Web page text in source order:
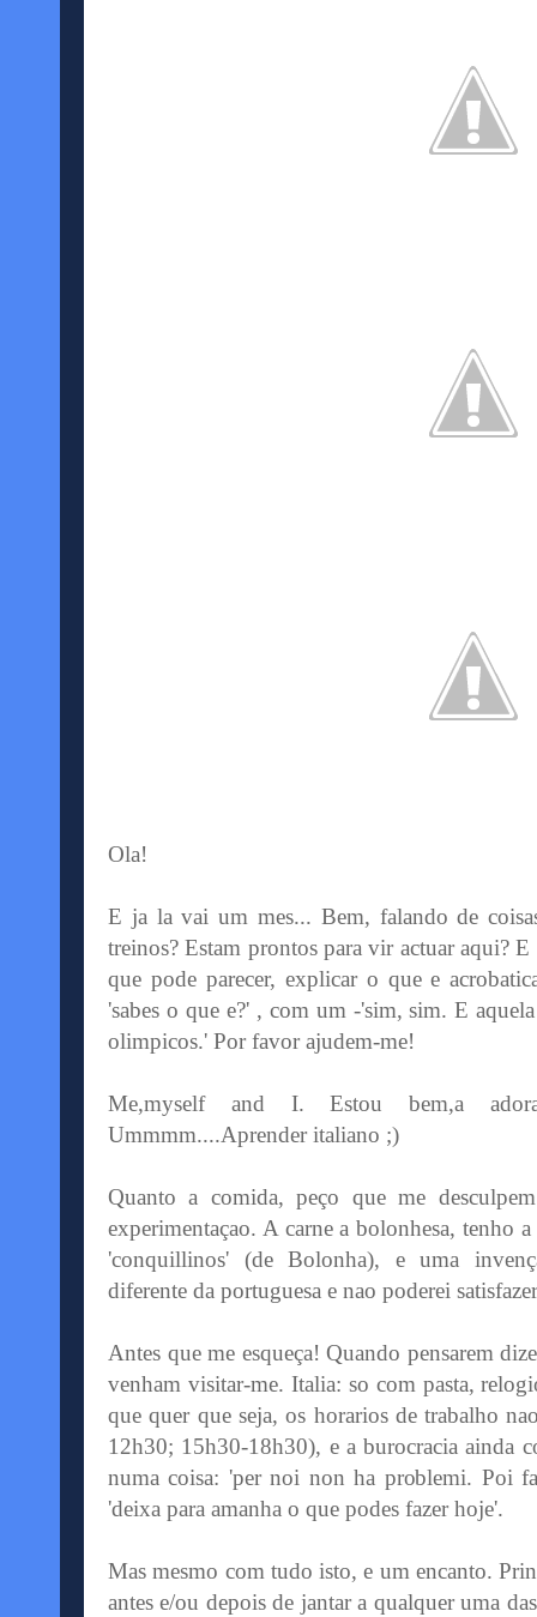
Ola!
E ja la vai um mes... Bem, falando de
treinos? Estam prontos para vir actuar aqui?
que pode parecer, explicar o que e
'sabes o que e?' , com um -'sim, sim. E
olimpicos.' Por favor ajudem-me!
Me,myself and I. Estou bem,a
Ummmm....Aprender italiano ;)
Quanto a comida, peço que me
experimentaçao. A carne a bolonhesa, tenho
'conquillinos' (de Bolonha), e uma
diferente da portuguesa e nao poderei
Antes que me esqueça! Quando pensarem
venham visitar-me. Italia: so com pasta,
que quer que seja, os horarios de trabalho
12h30; 15h30-18h30), e a burocracia ainda
numa coisa: 'per noi non ha problemi. Poi
'deixa para amanha o que podes fazer hoje'.
Mas mesmo com tudo isto, e um encanto.
antes e/ou depois de jantar a qualquer uma